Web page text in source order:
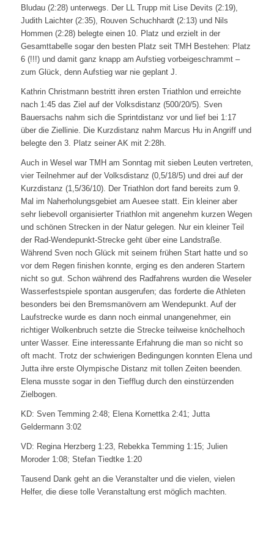
Bludau (2:28) unterwegs. Der LL Trupp mit Lise Devits (2:19),
Judith Laichter (2:35), Rouven Schuchhardt (2:13) und Nils
Hommen (2:28) belegte einen 10. Platz und erzielt in der
Gesamttabelle sogar den besten Platz seit TMH Bestehen: Platz
6 (!!!) und damit ganz knapp am Aufstieg vorbeigeschrammt –
zum Glück, denn Aufstieg war nie geplant J.
Kathrin Christmann bestritt ihren ersten Triathlon und erreichte
nach 1:45 das Ziel auf der Volksdistanz (500/20/5). Sven
Bauersachs nahm sich die Sprintdistanz vor und lief bei 1:17
über die Ziellinie. Die Kurzdistanz nahm Marcus Hu in Angriff und
belegte den 3. Platz seiner AK mit 2:28h.
Auch in Wesel war TMH am Sonntag mit sieben Leuten vertreten,
vier Teilnehmer auf der Volksdistanz (0,5/18/5) und drei auf der
Kurzdistanz (1,5/36/10). Der Triathlon dort fand bereits zum 9.
Mal im Naherholungsgebiet am Auesee statt. Ein kleiner aber
sehr liebevoll organisierter Triathlon mit angenehm kurzen Wegen
und schönen Strecken in der Natur gelegen. Nur ein kleiner Teil
der Rad-Wendepunkt-Strecke geht über eine Landstraße.
Während Sven noch Glück mit seinem frühen Start hatte und so
vor dem Regen finishen konnte, erging es den anderen Startern
nicht so gut. Schon während des Radfahrens wurden die Weseler
Wasserfestspiele spontan ausgerufen; das forderte die Athleten
besonders bei den Bremsmanövern am Wendepunkt. Auf der
Laufstrecke wurde es dann noch einmal unangenehmer, ein
richtiger Wolkenbruch setzte die Strecke teilweise knöchelhoch
unter Wasser. Eine interessante Erfahrung die man so nicht so
oft macht. Trotz der schwierigen Bedingungen konnten Elena und
Jutta ihre erste Olympische Distanz mit tollen Zeiten beenden.
Elena musste sogar in den Tiefflug durch den einstürzenden
Zielbogen.
KD: Sven Temming 2:48; Elena Kornettka 2:41; Jutta
Geldermann 3:02
VD: Regina Herzberg 1:23, Rebekka Temming 1:15; Julien
Moroder 1:08; Stefan Tiedtke 1:20
Tausend Dank geht an die Veranstalter und die vielen, vielen
Helfer, die diese tolle Veranstaltung erst möglich machten.